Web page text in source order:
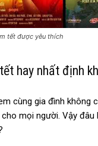
tết được yêu thích
hay nhất định
cùng gia đình không
mọi người. Vậy